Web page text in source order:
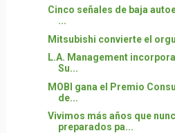
Cinco señales de baja
...
Mitsubishi convierte el
L.A. Management
Su...
MOBI gana el Premio
de...
Vivimos más años que
preparados pa...